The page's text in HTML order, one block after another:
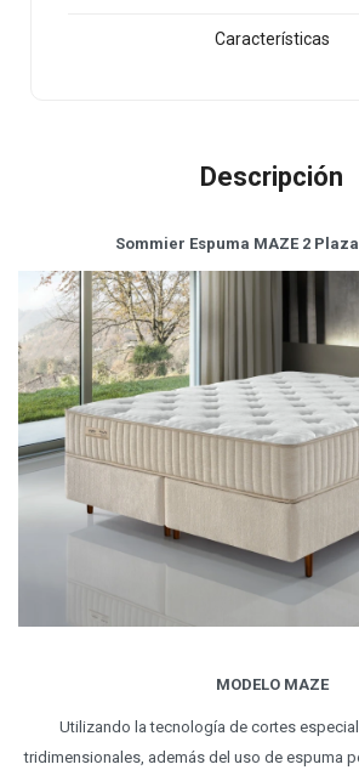
Características
Descripción
Sommier Espuma MAZE 2 Plaza
MODELO MAZE
Utilizando la tecnología de cortes
tridimensionales, además del uso de espuma